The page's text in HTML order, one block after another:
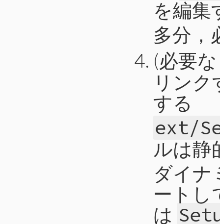
を編集
多分，
(必要
リン
する
ext/
ルは静
ダイナ
ートし
は